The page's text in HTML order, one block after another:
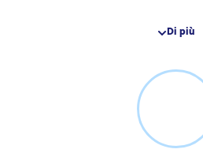
priorità di alloggi
viaggio aereo diventi
devono prendere voli
Di più